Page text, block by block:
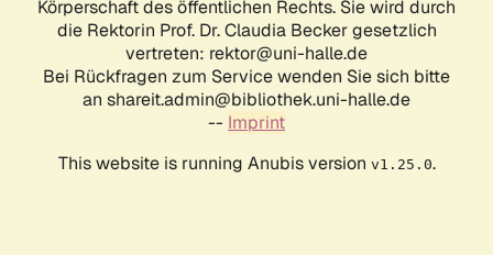
Körperschaft des öffentlichen Rechts. Sie wird durch
die Rektorin Prof. Dr. Claudia Becker gesetzlich
vertreten: rektor@uni-halle.de
Bei Rückfragen zum Service wenden Sie sich bitte
an shareit.admin@bibliothek.uni-halle.de
-- Imprint
This website is running Anubis version v1.25.0.